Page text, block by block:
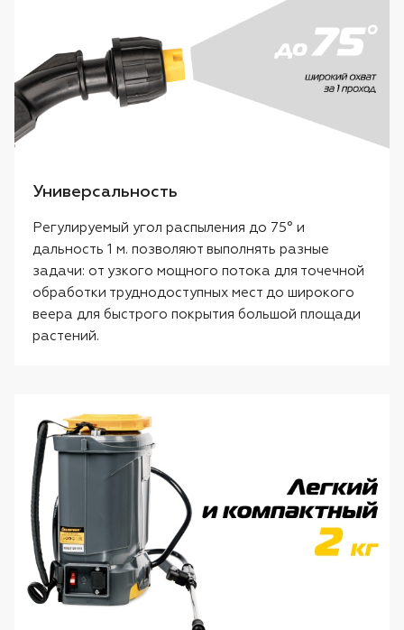
Универсальность
Регулируемый угол распыления до 75° и
дальность 1 м. позволяют выполнять разные
задачи: от узкого мощного потока для точечной
обработки труднодоступных мест до широкого
веера для быстрого покрытия большой площади
растений.